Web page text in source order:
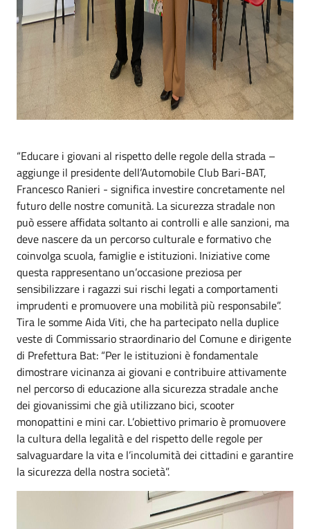
“Educare i giovani al rispetto delle regole della strada –
aggiunge il presidente dell’Automobile Club Bari-BAT,
Francesco Ranieri - significa investire concretamente nel
futuro delle nostre comunità. La sicurezza stradale non
può essere affidata soltanto ai controlli e alle sanzioni, ma
deve nascere da un percorso culturale e formativo che
coinvolga scuola, famiglie e istituzioni. Iniziative come
questa rappresentano un’occasione preziosa per
sensibilizzare i ragazzi sui rischi legati a comportamenti
imprudenti e promuovere una mobilità più responsabile”.
Tira le somme Aida Viti, che ha partecipato nella duplice
veste di Commissario straordinario del Comune e dirigente
di Prefettura Bat: “Per le istituzioni è fondamentale
dimostrare vicinanza ai giovani e contribuire attivamente
nel percorso di educazione alla sicurezza stradale anche
dei giovanissimi che già utilizzano bici, scooter
monopattini e mini car. L’obiettivo primario è promuovere
la cultura della legalità e del rispetto delle regole per
salvaguardare la vita e l’incolumità dei cittadini e garantire
la sicurezza della nostra società”.